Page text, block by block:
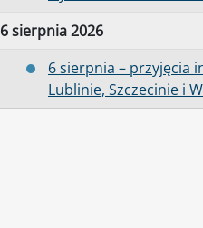
6 sierpnia 2026
6 sierpnia – przyjęcia
Lublinie, Szczecinie i